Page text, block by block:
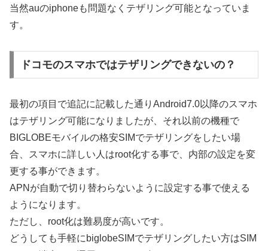
当然auのiphoneも問題なくテザリング可能となっていま
す。
ドコモのスマホではテザリングできないの？
最初の項目で追記に記載した通りAndroid7.0以降のスマホ
はテザリング可能になりましたが、それ以前の機種で
BIGLOBEモバイルの格安SIMでテザリングをしたい場
合、スマホに詳しい人はroot化する事で、内部の設定を変
更する事ができます。
APNが自動で切り替わらないように設定する事で使える
ようになります。
ただし、root化は難易度が高いです。
どうしても手軽にbiglobeSIMでテザリングしたい方はSIM